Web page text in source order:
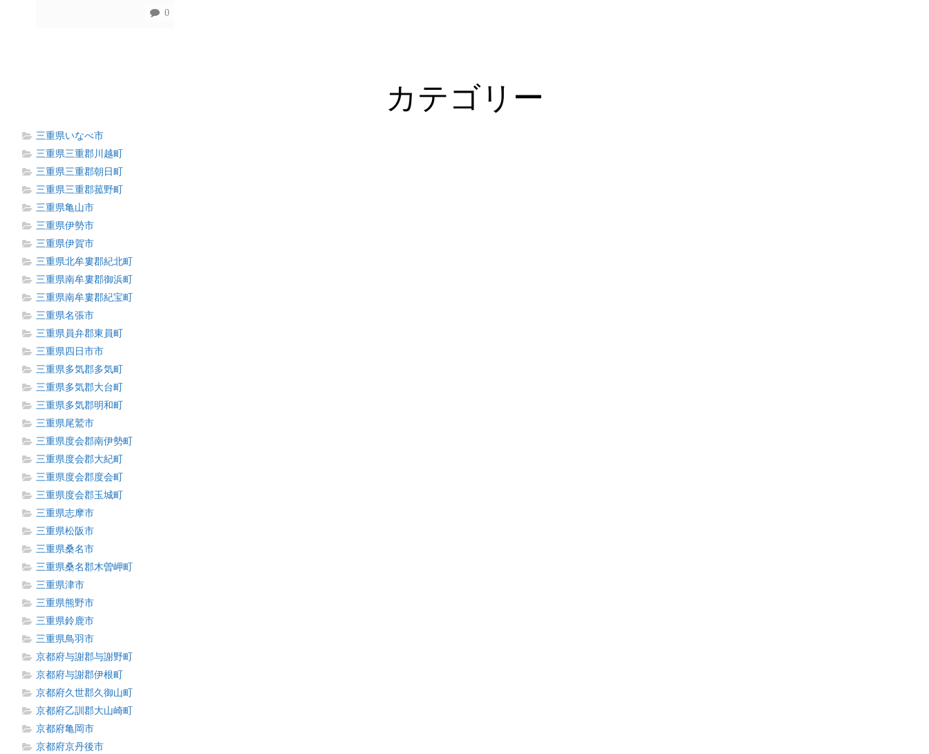
0
カテゴリー
三重県いなべ市
三重県三重郡川越町
三重県三重郡朝日町
三重県三重郡菰野町
三重県亀山市
三重県伊勢市
三重県伊賀市
三重県北牟婁郡紀北町
三重県南牟婁郡御浜町
三重県南牟婁郡紀宝町
三重県名張市
三重県員弁郡東員町
三重県四日市市
三重県多気郡多気町
三重県多気郡大台町
三重県多気郡明和町
三重県尾鷲市
三重県度会郡南伊勢町
三重県度会郡大紀町
三重県度会郡度会町
三重県度会郡玉城町
三重県志摩市
三重県松阪市
三重県桑名市
三重県桑名郡木曽岬町
三重県津市
三重県熊野市
三重県鈴鹿市
三重県鳥羽市
京都府与謝郡与謝野町
京都府与謝郡伊根町
京都府久世郡久御山町
京都府乙訓郡大山崎町
京都府亀岡市
京都府京丹後市